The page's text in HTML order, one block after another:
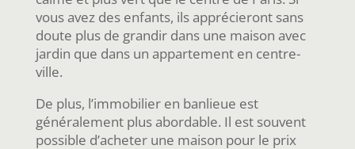
vous avez des enfants, ils apprécieront sans
doute plus de grandir dans une maison avec
jardin que dans un appartement en centre-
ville.
De plus, l’immobilier en banlieue est
généralement plus abordable. Il est souvent
possible d’acheter une maison pour le prix